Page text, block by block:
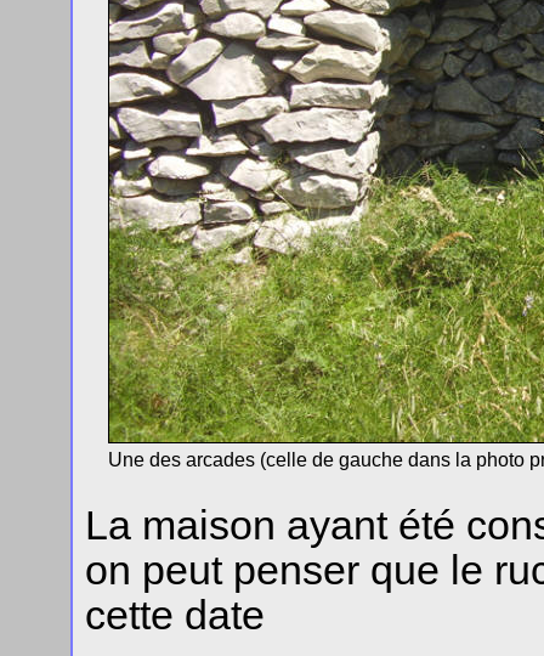
Une des arcades (celle de gauche dans la photo
La maison ayant été
on peut penser que le
cette date